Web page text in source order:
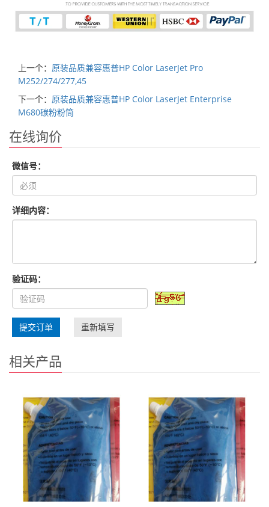
上一个： 原装品质兼容惠普HP Color LaserJet Pro
M252/274/277,45
下一个： 原装品质兼容惠普HP Color LaserJet Enterprise
M680碳粉粉筒
在线询价
微信号：
详细内容：
验证码：
提交订单 重新填写
相关产品